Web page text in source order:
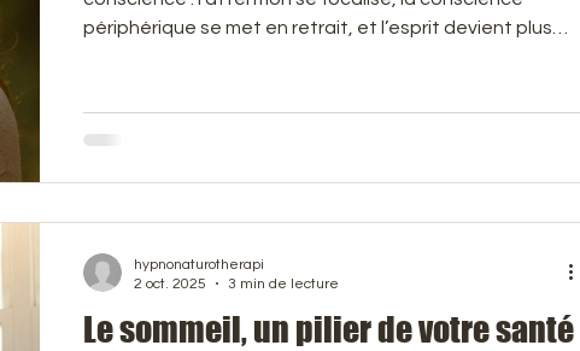
du visage
périphérique se met en retrait, et l’esprit devient plus
comme lire un bon livre : on est ici… et ailleurs à la fois. De
nombreux praticiens en hypnose thérapeutique
Le sommeil, un pilier de votre santé
hypnonaturotherapi
2 oct. 2025
3 min de lecture